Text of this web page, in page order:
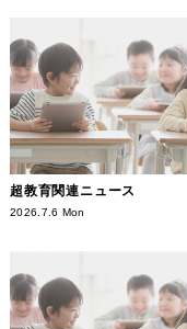
超教育関連ニュース
2026.7.6 Mon